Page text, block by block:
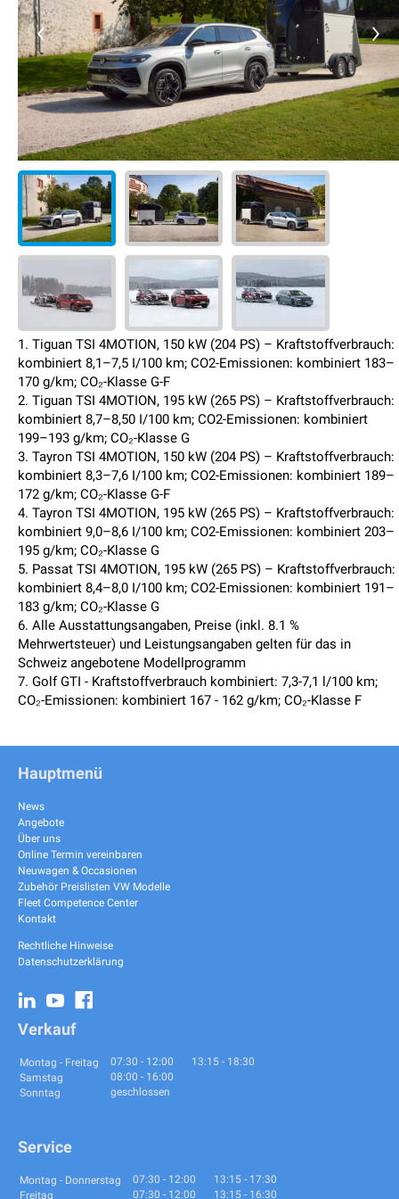
1. Tiguan TSI 4MOTION, 150 kW (204 PS) – Kraftstoffverbrauch:
kombiniert 8,1–7,5 I/100 km; CO2-Emissionen: kombiniert 183–
170 g/km; CO₂-Klasse G-F
2. Tiguan TSI 4MOTION, 195 kW (265 PS) – Kraftstoffverbrauch:
kombiniert 8,7–8,50 I/100 km; CO2-Emissionen: kombiniert
199–193 g/km; CO₂-Klasse G
3. Tayron TSI 4MOTION, 150 kW (204 PS) – Kraftstoffverbrauch:
kombiniert 8,3–7,6 I/100 km; CO2-Emissionen: kombiniert 189–
172 g/km; CO₂-Klasse G-F
4. Tayron TSI 4MOTION, 195 kW (265 PS) – Kraftstoffverbrauch:
kombiniert 9,0–8,6 I/100 km; CO2-Emissionen: kombiniert 203–
195 g/km; CO₂-Klasse G
5. Passat TSI 4MOTION, 195 kW (265 PS) – Kraftstoffverbrauch:
kombiniert 8,4–8,0 I/100 km; CO2-Emissionen: kombiniert 191–
183 g/km; CO₂-Klasse G
6. Alle Ausstattungsangaben, Preise (inkl. 8.1 %
Mehrwertsteuer) und Leistungsangaben gelten für das in
Schweiz angebotene Modellprogramm
7. Golf GTI - Kraftstoffverbrauch kombiniert: 7,3-7,1 l/100 km;
CO₂-Emissionen: kombiniert 167 - 162 g/km; CO₂-Klasse F
Hauptmenü
News
Angebote
Über uns
Online Termin vereinbaren
Neuwagen & Occasionen
Zubehör Preislisten VW Modelle
Fleet Competence Center
Kontakt
Rechtliche Hinweise
Datenschutzerklärung
Verkauf
Montag - Freitag 07:30 - 12:00 13:15 - 18:30
Samstag
08:00 - 16:00
Sonntag
geschlossen
Service
Montag - Donnerstag 07:30 - 12:00 13:15 - 17:30
Freitag
07:30 - 12:00 13:15 - 16:30